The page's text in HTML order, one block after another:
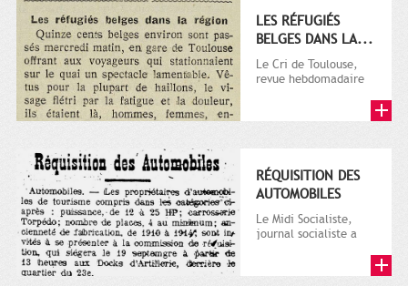
LES RÉFUGIÉS
BELGES DANS LA...
Le Cri de Toulouse,
revue hebdomadaire
puis...
RÉQUISITION DES
AUTOMOBILES
Le Midi Socialiste,
journal socialiste a